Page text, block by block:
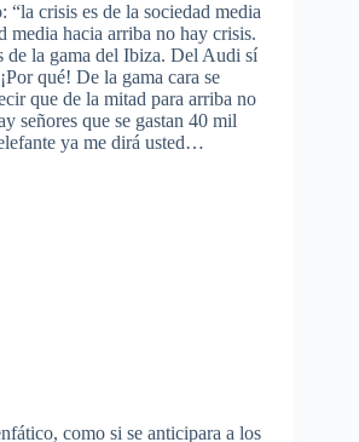
“la crisis es de la sociedad media
media hacia arriba no hay crisis.
de la gama del Ibiza. Del Audi sí
qué! De la gama cara se
que de la mitad para arriba no
señores que se gastan 40 mil
ya me dirá usted…
como si se anticipara a los